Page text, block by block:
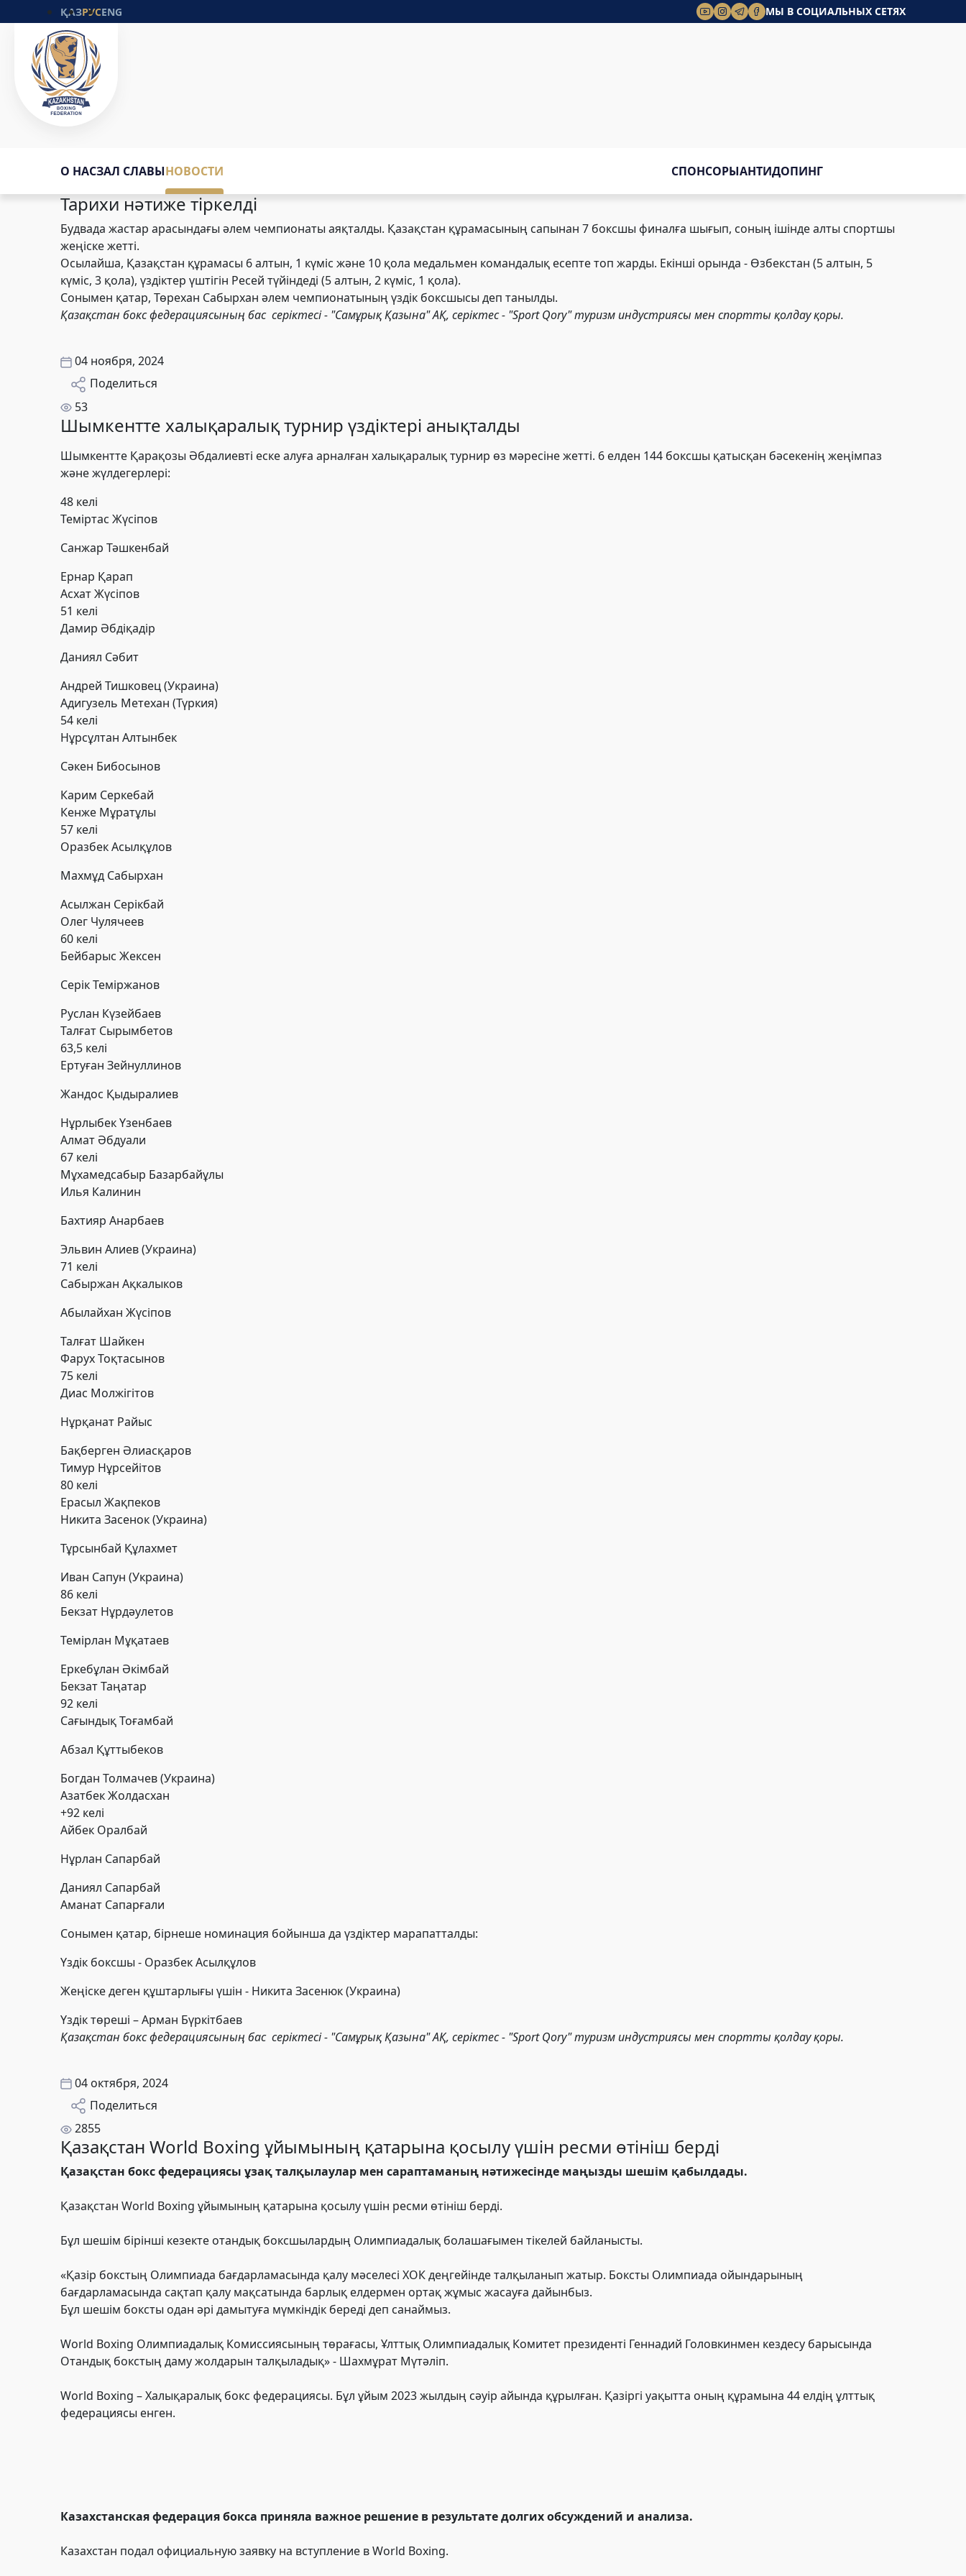
ҚАЗРУСENG МЫ В СОЦИАЛЬНЫХ СЕТЯХ
О НАСЗАЛ СЛАВЫНОВОСТИ СПОНСОРЫАНТИДОПИНГ
Тарихи нәтиже тіркелді
Будвада жастар арасындағы әлем чемпионаты аяқталды. Қазақстан құрамасының сапынан 7 боксшы финалға шығып, соның ішінде алты спортшы
жеңіске жетті.
Осылайша, Қазақстан құрамасы 6 алтын, 1 күміс және 10 қола медальмен командалық есепте топ жарды. Екінші орында - Өзбекстан (5 алтын, 5
күміс, 3 қола), үздіктер үштігін Ресей түйіндеді (5 алтын, 2 күміс, 1 қола).
Сонымен қатар, Төрехан Сабырхан әлем чемпионатының үздік боксшысы деп танылды.
Қазақстан бокс федерациясының бас серіктесі - "Самұрық Қазына" АҚ, серіктес - "Sport Qory" туризм индустриясы мен спортты қолдау қоры.
04 ноября, 2024
Поделиться
53
Шымкентте халықаралық турнир үздіктері анықталды
Шымкентте Қарақозы Әбдалиевті еске алуға арналған халықаралық турнир өз мәресіне жетті. 6 елден 144 боксшы қатысқан бәсекенің жеңімпаз
және жүлдегерлері:
48 келі
Теміртас Жүсіпов
Санжар Тәшкенбай
Ернар Қарап
Асхат Жүсіпов
51 келі
Дамир Әбдіқадір
Даниял Сәбит
Андрей Тишковец(Украина)
Адигузель Метехан (Түркия)
54 келі
Нұрсұлтан Алтынбек
Сәкен Бибосынов
Карим Серкебай
Кенже Мұратұлы
57 келі
Оразбек Асылқұлов
Махмұд Сабырхан
Асылжан Серікбай
Олег Чулячеев
60 келі
Бейбарыс Жексен
Серік Теміржанов
Руслан Күзейбаев
Талғат Сырымбетов
63,5 келі
Ертуған Зейнуллинов
Жандос Қыдыралиев
Нұрлыбек Үзенбаев
Алмат Әбдуали
67 келі
Мұхамедсабыр Базарбайұлы
Илья Калинин
Бахтияр Анарбаев
Эльвин Алиев(Украина)
71 келі
Сабыржан Ақкалыков
Абылайхан Жүсіпов
Талғат Шайкен
Фарух Тоқтасынов
75 келі
Диас Молжігітов
Нұрқанат Райыс
Бақберген Әлиасқаров
Тимур Нұрсейітов
80 келі
Ерасыл Жақпеков
Никита Засенок(Украина)
Тұрсынбай Құлахмет
Иван Сапун (Украина)
86 келі
Бекзат Нұрдәулетов
Темірлан Мұқатаев
Еркебұлан Әкімбай
Бекзат Таңатар
92 келі
Сағындық Тоғамбай
Абзал Құттыбеков
Богдан Толмачев(Украина)
Азатбек Жолдасхан
+92 келі
Айбек Оралбай
Нұрлан Сапарбай
Даниял Сапарбай
Аманат Сапарғали
Сонымен қатар, бірнеше номинация бойынша да үздіктер марапатталды:
Үздік боксшы - Оразбек Асылқұлов
Жеңіске деген құштарлығы үшін - Никита Засенюк(Украина)
Үздік төреші –Арман Бүркітбаев
Қазақстан бокс федерациясының бас серіктесі - "Самұрық Қазына" АҚ, серіктес - "Sport Qory" туризм индустриясы мен спортты қолдау қоры.
04 октября, 2024
Поделиться
2855
Қазақстан World Boxing ұйымының қатарына қосылу үшін ресми өтініш берді
Қазақстан бокс федерациясы ұзақ талқылаулар мен сараптаманың нәтижесінде маңызды шешім қабылдады.
Қазақстан World Boxing ұйымының қатарына қосылу үшін ресми өтініш берді.
Бұл шешім бірінші кезекте отандық боксшылардың Олимпиадалық болашағымен тікелей байланысты.
«Қазір бокстың Олимпиада бағдарламасында қалу мәселесі ХОК деңгейінде талқыланып жатыр. Боксты Олимпиада ойындарының
бағдарламасында сақтап қалу мақсатында барлық елдермен ортақ жұмыс жасауға дайынбыз.
Бұл шешім боксты одан әрі дамытуға мүмкіндік береді деп санаймыз.
World Boxing Олимпиадалық Комиссиясының төрағасы, Ұлттық Олимпиадалық Комитет президенті Геннадий Головкинмен кездесу барысында
Отандық бокстың даму жолдарын талқыладық» - Шахмұрат Мүтәліп.
World Boxing – Халықаралық бокс федерациясы. Бұл ұйым 2023 жылдың сәуір айында құрылған. Қазіргі уақытта оның құрамына 44 елдің ұлттық
федерациясы енген.
Казахстанская федерация бокса приняла важное решение в результате долгих обсуждений и анализа.
Казахстан подал официальную заявку на вступление в World Boxing.